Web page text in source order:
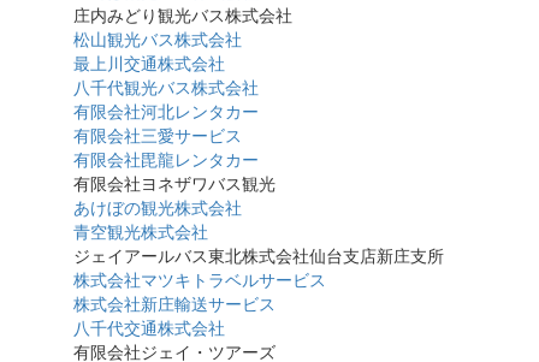
庄内みどり観光バス株式会社
松山観光バス株式会社
最上川交通株式会社
八千代観光バス株式会社
有限会社河北レンタカー
有限会社三愛サービス
有限会社毘龍レンタカー
有限会社ヨネザワバス観光
あけぼの観光株式会社
青空観光株式会社
ジェイアールバス東北株式会社仙台支店新庄支所
株式会社マツキトラベルサービス
株式会社新庄輸送サービス
八千代交通株式会社
有限会社ジェイ・ツアーズ